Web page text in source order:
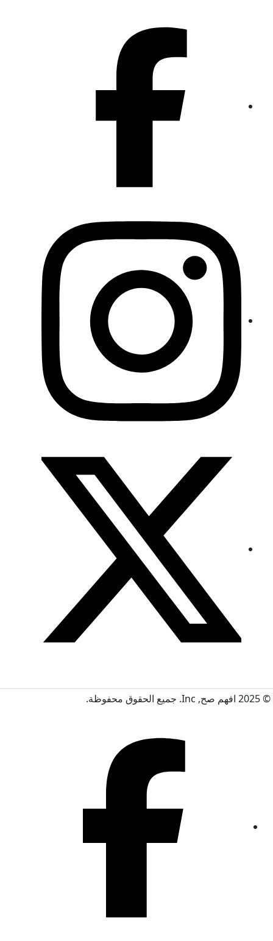
© 2025 افهم صح, Inc. جميع الحقوق محفوظة.